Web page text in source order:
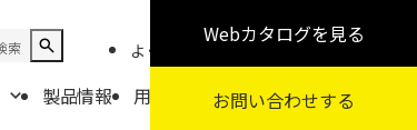
よくある質問 お知らせ 採用情報
製品情報 用途から探す カテゴリから探す
Webカタログを見る
お問い合わせする